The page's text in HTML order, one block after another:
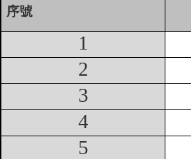
班
職
班
學
研
序號
1
2
3
4
5